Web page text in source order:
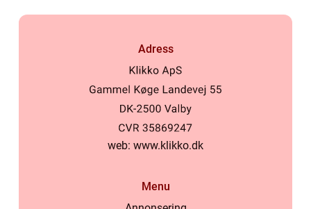
Adress
web: www.klikko.dk
Menu